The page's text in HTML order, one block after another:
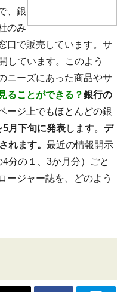
、銀
のみ
口で販売しています。サ
しています。このよう
ニーズにあった商品やサ
ることができる？銀行の
ージ上でもほとんどの銀
5月下旬に発表します。 デ
れます。 最近の情報開示
分の１、3か月分）ごと
ージャー誌を、どのよう